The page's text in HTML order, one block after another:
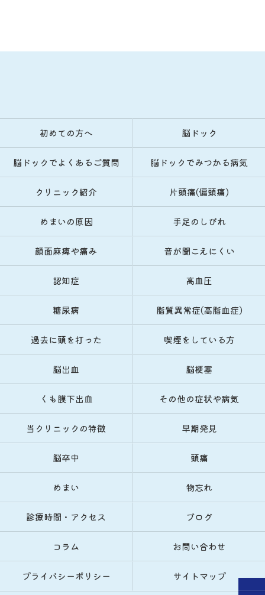
初めての方へ 脳ドック
脳ドックでよくあるご質問 脳ドックでみつかる病気
クリニック紹介 片頭痛(偏頭痛)
めまいの原因 手足のしびれ
顔面麻痺や痛み 音が聞こえにくい
認知症 高血圧
糖尿病 脂質異常症(高脂血症)
過去に頭を打った 喫煙をしている方
脳出血 脳梗塞
くも膜下出血 その他の症状や病気
当クリニックの特徴 早期発見
脳卒中 頭痛
めまい 物忘れ
診療時間・アクセス ブログ
コラム お問い合わせ
プライバシーポリシー サイトマップ
ご予約はこちら